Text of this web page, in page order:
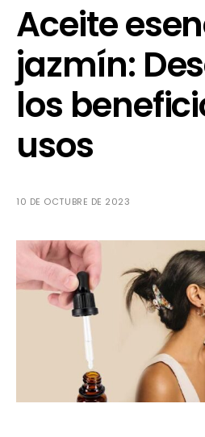
Aceite
jazmín:
los
usos
10 DE OCTUBRE DE 2023